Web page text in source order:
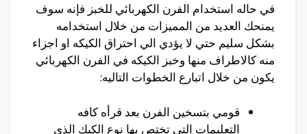
في حاله استخدام الفرن الكهربائي للخبز فإنه سوف
يمنحك العديد من المميزات من خلال استخدامه
بشكل سليم حتي لا يؤدي الي احتراق الكيكه او اجزاء
منه كالاطراف منها وخبز الكيكه في الفرن الكهربائي
يكون من خلال اتبارع الخطوات التاليه:
قومي بتسخين الفرن بعد قرأه كافه
التعليمات التي تختص بها نوع الكيك الذي